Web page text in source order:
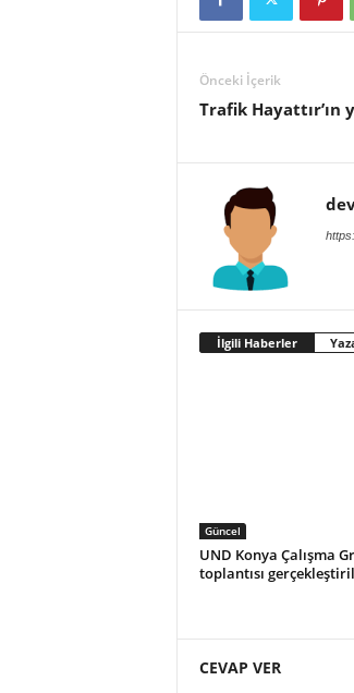
Önceki İçerik
Trafik Hayattır’ın
İlgili Haberler
Güncel
UND Konya Çalışma
toplantısı
CEVAP VER